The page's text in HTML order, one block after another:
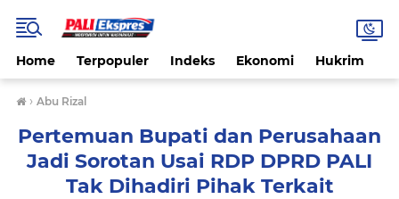
Home Terpopuler Indeks Ekonomi Hukrim
› Abu Rizal
Pertemuan Bupati dan Perusahaan
Jadi Sorotan Usai RDP DPRD PALI
Tak Dihadiri Pihak Terkait